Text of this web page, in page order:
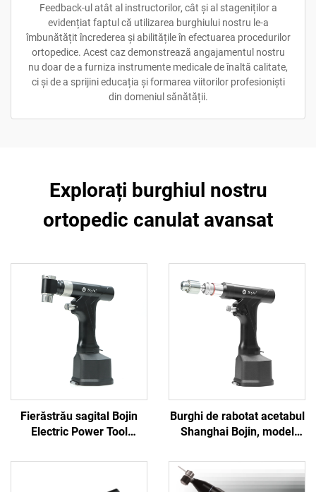
Feedback-ul atât al instructorilor, cât și al stageniților a
evidențiat faptul că utilizarea burghiului nostru le-a
îmbunătățit încrederea și abilitățile în efectuarea procedurilor
ortopedice. Acest caz demonstrează angajamentul nostru
nu doar de a furniza instrumente medicale de înaltă calitate,
ci și de a sprijini educația și formarea viitorilor profesioniști
din domeniul sănătății.
Explorați burghiul nostru
ortopedic canulat avansat
Fierăstrău sagital Bojin
Electric Power Tool
sistemul ortopedic de
Burghi de rabotat acetabul
Shanghai Bojin, model
ortopedică, sistem
articular pentru